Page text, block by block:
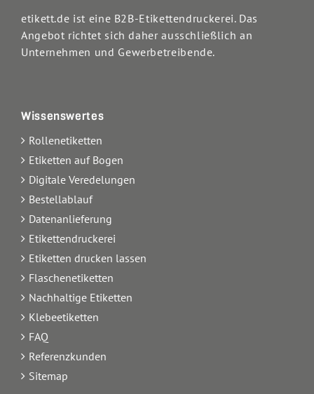
etikett.de ist eine B2B-Etikettendruckerei. Das
Angebot richtet sich daher ausschließlich an
Unternehmen und Gewerbetreibende.
Wissenswertes
Rollenetiketten
Etiketten auf Bogen
Digitale Veredelungen
Bestellablauf
Datenanlieferung
Etikettendruckerei
Etiketten drucken lassen
Flaschenetiketten
Nachhaltige Etiketten
Klebeetiketten
FAQ
Referenzkunden
Sitemap